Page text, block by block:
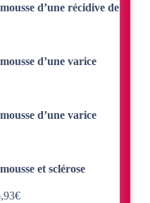
d’une récidive de
d’une varice
d’une varice
et sclérose